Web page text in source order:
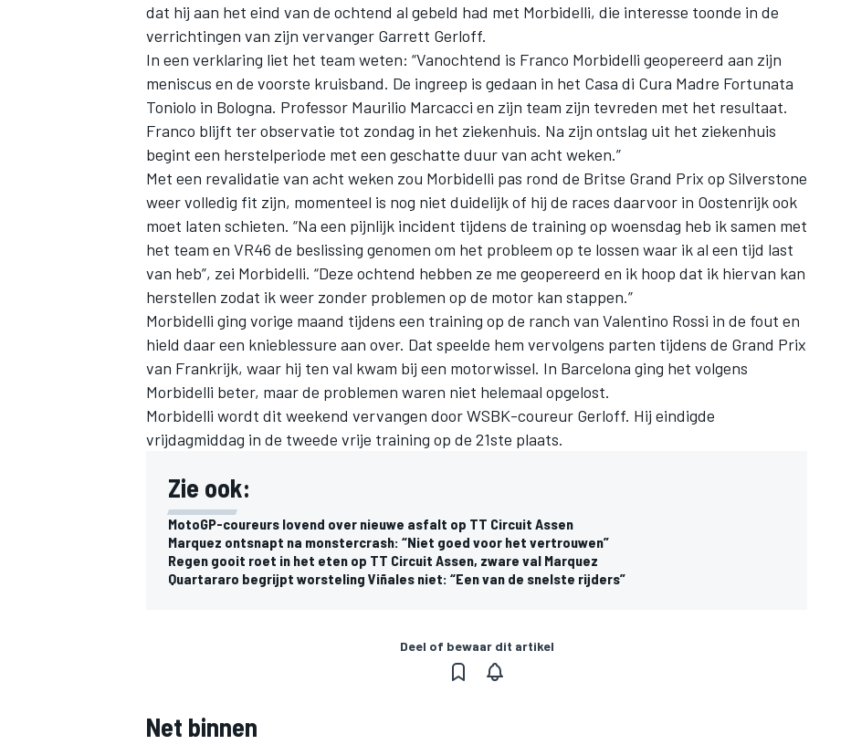
dat hij aan het eind van de ochtend al gebeld had met Morbidelli, die interesse toonde in de
verrichtingen van zijn vervanger Garrett Gerloff.
In een verklaring liet het team weten: “Vanochtend is Franco Morbidelli geopereerd aan zijn
meniscus en de voorste kruisband. De ingreep is gedaan in het Casa di Cura Madre Fortunata
Toniolo in Bologna. Professor Maurilio Marcacci en zijn team zijn tevreden met het resultaat.
Franco blijft ter observatie tot zondag in het ziekenhuis. Na zijn ontslag uit het ziekenhuis
begint een herstelperiode met een geschatte duur van acht weken.”
Met een revalidatie van acht weken zou Morbidelli pas rond de Britse Grand Prix op Silverstone
weer volledig fit zijn, momenteel is nog niet duidelijk of hij de races daarvoor in Oostenrijk ook
moet laten schieten. “Na een pijnlijk incident tijdens de training op woensdag heb ik samen met
het team en VR46 de beslissing genomen om het probleem op te lossen waar ik al een tijd last
van heb”, zei Morbidelli. “Deze ochtend hebben ze me geopereerd en ik hoop dat ik hiervan kan
herstellen zodat ik weer zonder problemen op de motor kan stappen.”
Morbidelli ging vorige maand tijdens een training op de ranch van Valentino Rossi in de fout en
hield daar een knieblessure aan over. Dat speelde hem vervolgens parten tijdens de Grand Prix
van Frankrijk, waar hij ten val kwam bij een motorwissel. In Barcelona ging het volgens
Morbidelli beter, maar de problemen waren niet helemaal opgelost.
Morbidelli wordt dit weekend vervangen door WSBK-coureur Gerloff. Hij eindigde
vrijdagmiddag in de tweede vrije training op de 21ste plaats.
Zie ook:
MotoGP-coureurs lovend over nieuwe asfalt op TT Circuit Assen
Marquez ontsnapt na monstercrash: “Niet goed voor het vertrouwen”
Regen gooit roet in het eten op TT Circuit Assen, zware val Marquez
Quartararo begrijpt worsteling Viñales niet: “Een van de snelste rijders”
Deel of bewaar dit artikel
Net binnen